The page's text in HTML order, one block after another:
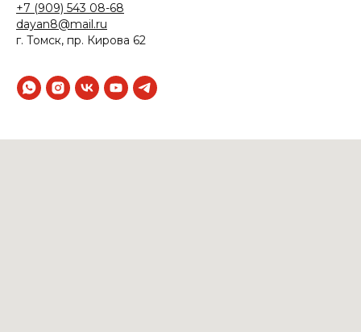
+7 (909) 543 08-68
dayan8@mail.ru
г. Томск, пр. Кирова 62